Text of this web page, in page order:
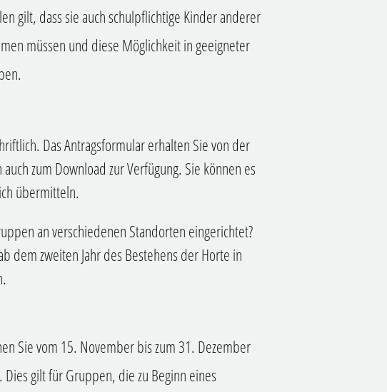
gilt, dass sie auch schulpflichtige Kinder anderer
müssen und diese Möglichkeit in geeigneter
Das Antragsformular erhalten Sie von der
zum Download zur Verfügung. Sie können es
übermitteln.
an verschiedenen Standorten eingerichtet?
dem zweiten Jahr des Bestehens der Horte in
Sievom 15. November bis zum 31. Dezember
Dies gilt fürGruppen, die zu Beginn eines